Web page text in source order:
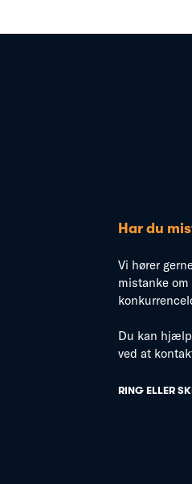
Har du
Vi hører
mistanke
Du kan
ved at
RING ELLER